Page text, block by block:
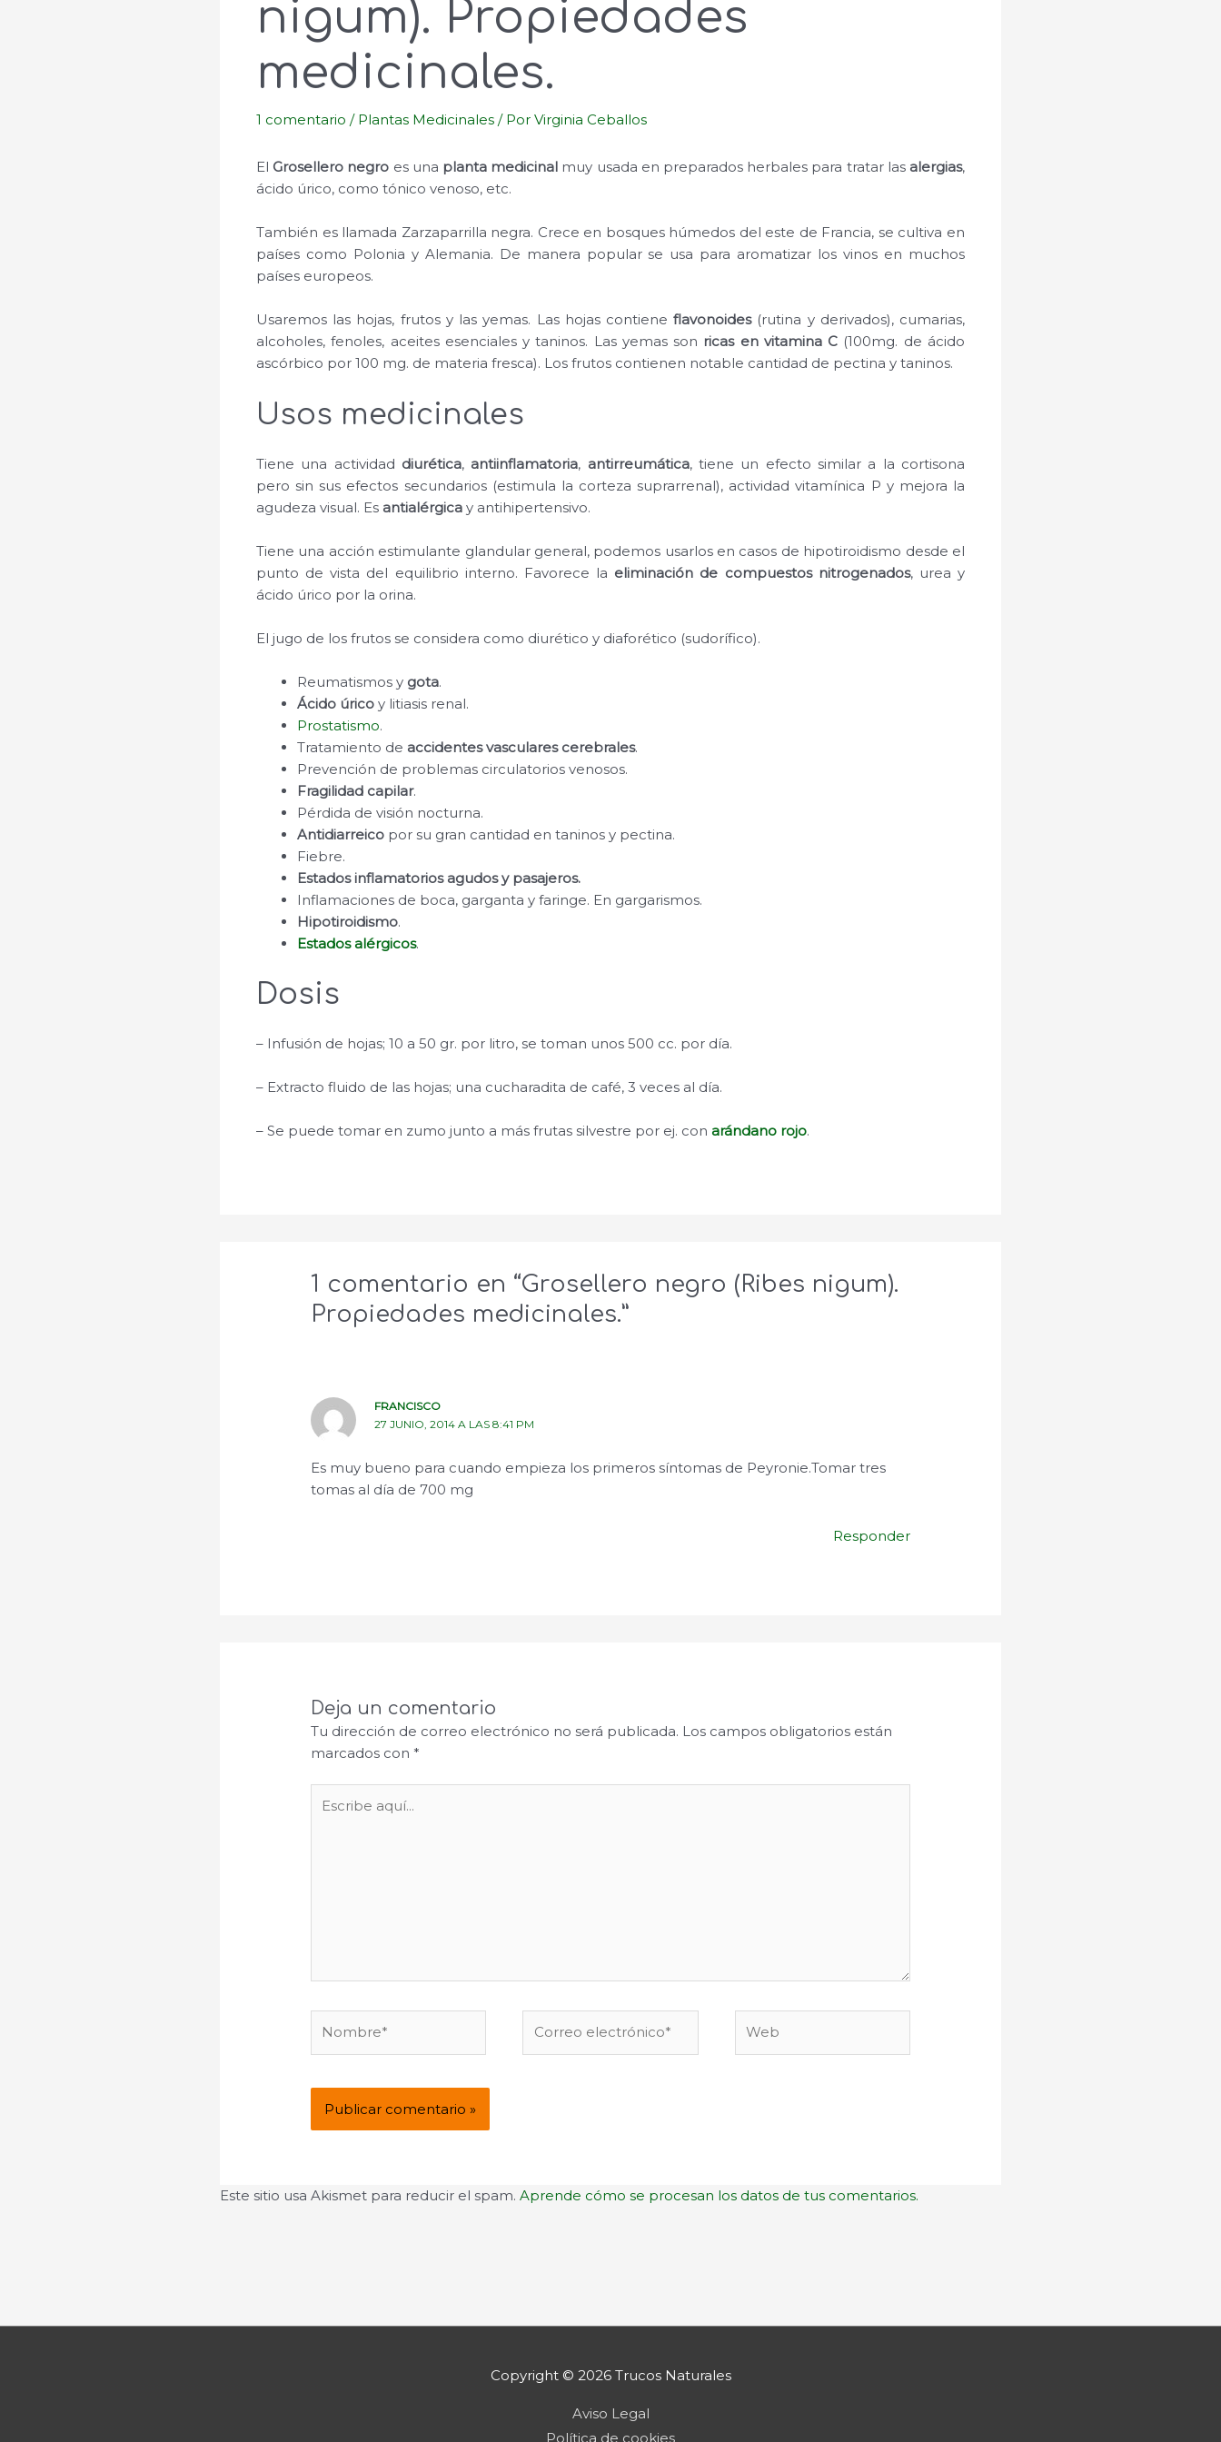
nigum). Propiedades
medicinales.
1 comentario / Plantas Medicinales / PorVirginia Ceballos
El Grosellero negro es una planta medicinal muy usada en preparados herbales para tratar lasalergias,
ácido úrico, como tónico venoso, etc.
También es llamada Zarzaparrilla negra. Crece en bosques húmedos del este de Francia, se cultiva en
países como Polonia y Alemania. De manera popular se usa para aromatizar los vinos en muchos
países europeos.
Usaremos las hojas, frutos y las yemas. Las hojas contiene flavonoides(rutina y derivados), cumarias,
alcoholes, fenoles, aceites esenciales y taninos. Las yemas son ricas en vitamina C (100mg. de ácido
ascórbico por 100 mg. de materia fresca). Los frutos contienen notable cantidad de pectina y taninos.
Usos medicinales
Tiene una actividad diurética, antiinflamatoria, antirreumática, tiene un efecto similar a la cortisona
pero sin sus efectos secundarios (estimula la corteza suprarrenal), actividad vitamínica P y mejora la
agudeza visual. Es antialérgica y antihipertensivo.
Tiene una acción estimulante glandular general, podemos usarlos en casos de hipotiroidismo desde el
punto de vista del equilibrio interno. Favorece la eliminación de compuestos nitrogenados, urea y
ácido úrico por la orina.
El jugo de los frutos se considera como diurético y diaforético (sudorífico).
Reumatismos y gota.
Ácido úricoy litiasis renal.
Prostatismo.
Tratamiento de accidentes vasculares cerebrales.
Prevención de problemas circulatorios venosos.
Fragilidad capilar.
Pérdida de visión nocturna.
Antidiarreico por su gran cantidad en taninos y pectina.
Fiebre.
Estados inflamatorios agudos y pasajeros.
Inflamaciones de boca, garganta y faringe. En gargarismos.
Hipotiroidismo.
Estados alérgicos.
Dosis
– Infusión de hojas; 10 a 50 gr. por litro, se toman unos 500 cc. por día.
– Extracto fluido de las hojas; una cucharadita de café, 3 veces al día.
– Se puede tomar en zumo junto a más frutas silvestre por ej. con arándano rojo.
1 comentario en “Grosellero negro (Ribes nigum).
Propiedades medicinales.”
FRANCISCO
27 JUNIO, 2014 A LAS 8:41 PM
Es muy bueno para cuando empieza los primeros síntomas de Peyronie.Tomar tres
tomas al día de 700 mg
Responder
Deja un comentario
Tu dirección de correo electrónico no será publicada. Los campos obligatorios están
marcados con *
aquí...
electrónico*
Este sitio usa Akismet para reducir el spam. Aprende cómo se procesan los datos de tus comentarios.
Copyright © 2026 Trucos Naturales
Aviso Legal
Política de cookies